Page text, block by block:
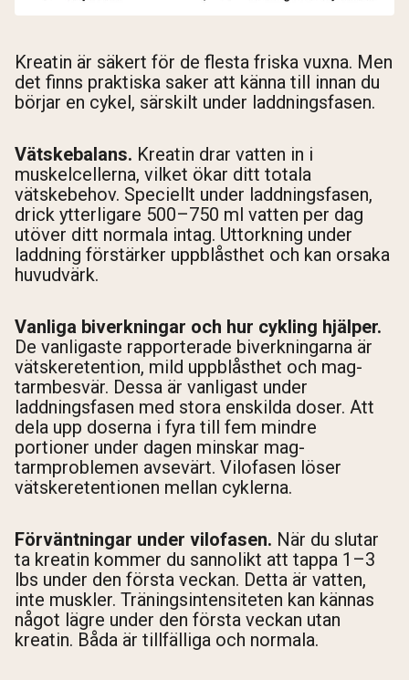
Kreatin är säkert för de flesta friska vuxna. Men
det finns praktiska saker att känna till innan du
börjar en cykel, särskilt under laddningsfasen.
Vätskebalans. Kreatin drar vatten in i
muskelcellerna, vilket ökar ditt totala
vätskebehov. Speciellt under laddningsfasen,
drick ytterligare 500–750 ml vatten per dag
utöver ditt normala intag. Uttorkning under
laddning förstärker uppblåsthet och kan orsaka
huvudvärk.
Vanliga biverkningar och hur cykling hjälper.
De vanligaste rapporterade biverkningarna är
vätskeretention, mild uppblåsthet och mag-
tarmbesvär. Dessa är vanligast under
laddningsfasen med stora enskilda doser. Att
dela upp doserna i fyra till fem mindre
portioner under dagen minskar mag-
tarmproblemen avsevärt. Vilofasen löser
vätskeretentionen mellan cyklerna.
Förväntningar under vilofasen. När du slutar
ta kreatin kommer du sannolikt att tappa 1–3
lbs under den första veckan. Detta är vatten,
inte muskler. Träningsintensiteten kan kännas
något lägre under den första veckan utan
kreatin. Båda är tillfälliga och normala.